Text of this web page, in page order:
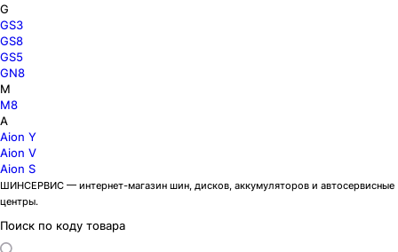
G
GS3
GS8
GS5
GN8
M
M8
A
Aion Y
Aion V
Aion S
ШИНСЕРВИС — интернет-магазин шин, дисков, аккумуляторов и автосервисные
центры.
Поиск по коду товара